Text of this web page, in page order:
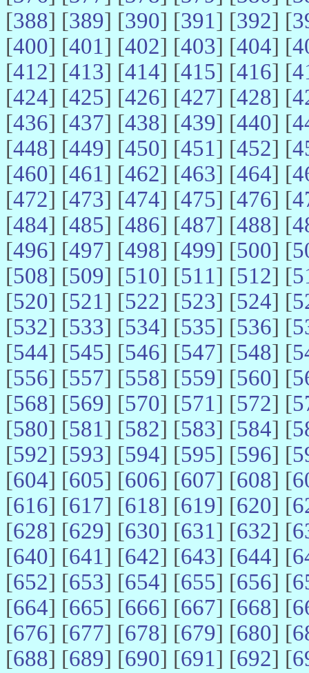
[388] [389] [390] [391] [392] [
[400] [401] [402] [403] [404] [
[412] [413] [414] [415] [416] [
[424] [425] [426] [427] [428] [
[436] [437] [438] [439] [440] [
[448] [449] [450] [451] [452] [
[460] [461] [462] [463] [464] [
[472] [473] [474] [475] [476] [
[484] [485] [486] [487] [488] [
[496] [497] [498] [499] [500] [
[508] [509] [510] [511] [512] [
[520] [521] [522] [523] [524] [
[532] [533] [534] [535] [536] [
[544] [545] [546] [547] [548] [
[556] [557] [558] [559] [560] [
[568] [569] [570] [571] [572] [
[580] [581] [582] [583] [584] [
[592] [593] [594] [595] [596] [
[604] [605] [606] [607] [608] [
[616] [617] [618] [619] [620] [
[628] [629] [630] [631] [632] [
[640] [641] [642] [643] [644] [
[652] [653] [654] [655] [656] [
[664] [665] [666] [667] [668] [
[676] [677] [678] [679] [680] [
[688] [689] [690] [691] [692] [